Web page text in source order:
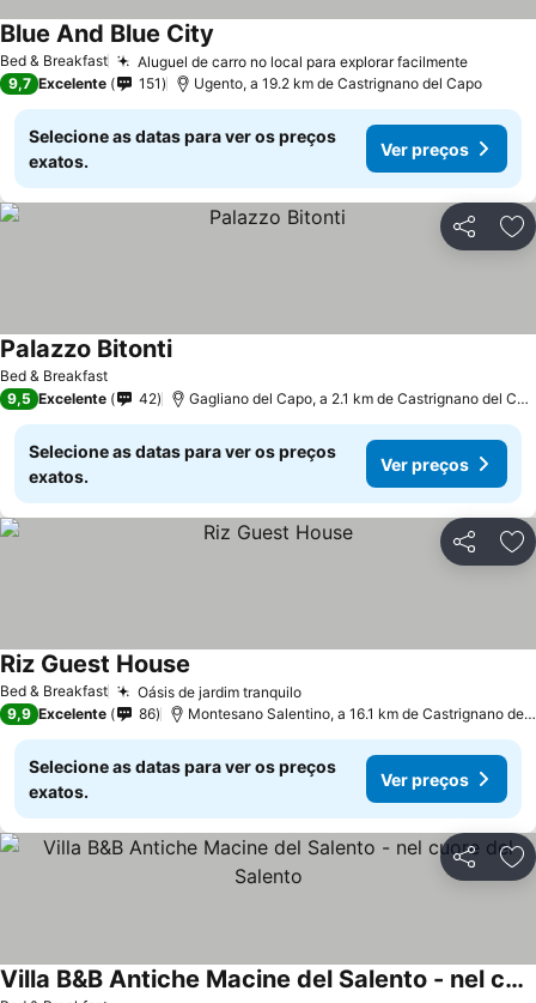
Bed & Breakfast Aluguel de carro no local para explorar facilmente
Blue And Blue City
9,7 Excelente 151 Ugento, a 19.2 km de Castrignano del Capo
Selecione as datas para ver os preços
exatos.
Ver preços
Partilhar
Bed & Breakfast
Palazzo Bitonti
9,5 Excelente 42 Gagliano del Capo, a 2.1 km de Castrignano del Capo
Selecione as datas para ver os preços
exatos.
Ver preços
Partilhar
Bed & Breakfast Oásis de jardim tranquilo
Riz Guest House
9,9 Excelente 86 Montesano Salentino, a 16.1 km de Castrignano del Capo
Selecione as datas para ver os preços
exatos.
Ver preços
Partilhar
Villa B&B Antiche Macine del Salento - nel cuore del Salento